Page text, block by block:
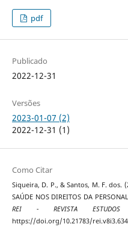
pdf
Publicado
2022-12-31
Versões
2023-01-07 (2)
2022-12-31 (1)
Como Citar
Siqueira, D. P., & Santos, M. F. dos.
SAÚDE NOS DIREITOS DA
REI - REVISTA ESTUDOS
https://doi.org/10.21783/rei.v8i3.634